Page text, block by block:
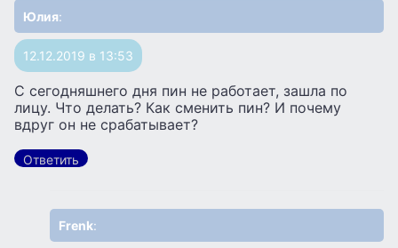
Юлия:
12.12.2019 в 13:53
С сегодняшнего дня пин не работает, зашла по
лицу. Что делать? Как сменить пин? И почему
вдруг он не срабатывает?
Ответить
Frenk: